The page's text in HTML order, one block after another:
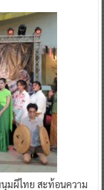
มผีไทย สะท้อนความ